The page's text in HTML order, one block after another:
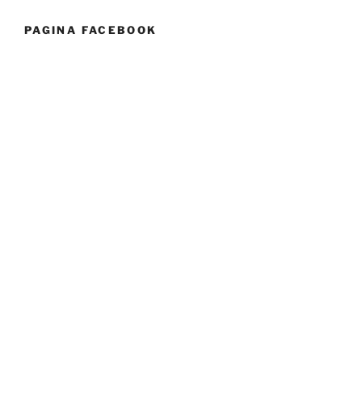
PAGINA FACEBOOK